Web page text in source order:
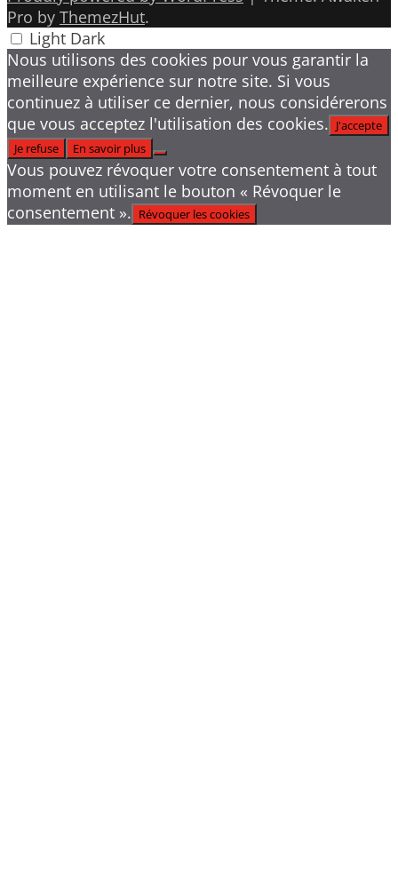
Pro by ThemezHut.
Light Dark
Nous utilisons des cookies pour vous garantir la
meilleure expérience sur notre site. Si vous
continuez à utiliser ce dernier, nous considérerons
que vous acceptez l'utilisation des cookies. J'accepte
Je refuse
En savoir plus
Vous pouvez révoquer votre consentement à tout
moment en utilisant le bouton « Révoquer le
consentement ». Révoquer les cookies